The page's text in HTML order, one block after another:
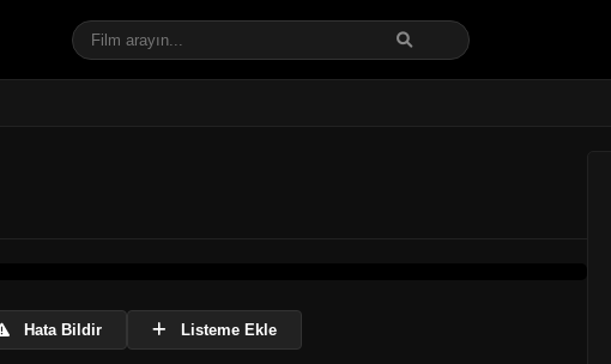
Hata Bildir Listeme Ekle